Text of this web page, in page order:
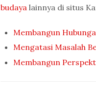
budaya lainnya di situs
Membangun
Mengatasi Masalah
Membangun